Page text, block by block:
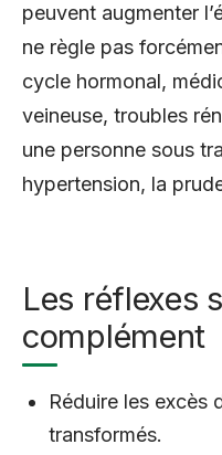
peuvent augmenter
ne règle pas
cycle hormonal,
veineuse, troubles
une personne sous
hypertension, la
Les réflexes
complément
Réduire les excès
transformés.